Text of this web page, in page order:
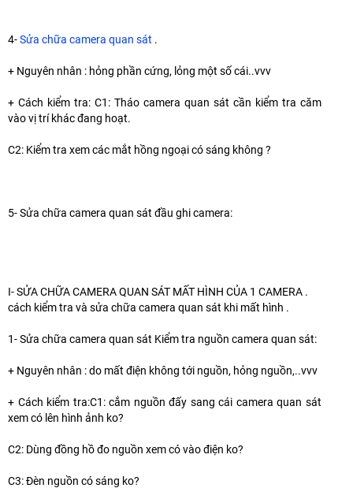
4-Sửa chữa camera quan sát .
+ Nguyên nhân : hỏng phần cứng, lỏng một số cái..vvv
+ Cách kiểm tra: C1: Tháo camera quan sát cần kiểm tra căm
vào vị trí khác đang hoạt.
C2: Kiểm tra xem các mắt hồng ngoại có sáng không ?
5- Sửa chữa camera quan sát đầu ghi camera:
I- SỬA CHỮA CAMERA QUAN SÁT MẤT HÌNH CỦA 1 CAMERA .
cách kiểm tra và sửa chữa camera quan sát khi mất hình .
1- Sửa chữa camera quan sát Kiểm tra nguồn camera quan sát:
+ Nguyên nhân : do mất điện không tới nguồn, hỏng nguồn,..vvv
+ Cách kiểm tra:C1: cắm nguồn đấy sang cái camera quan sát
xem có lên hình ảnh ko?
C2: Dùng đồng hồ đo nguồn xem có vào điện ko?
C3: Đèn nguồn có sáng ko?